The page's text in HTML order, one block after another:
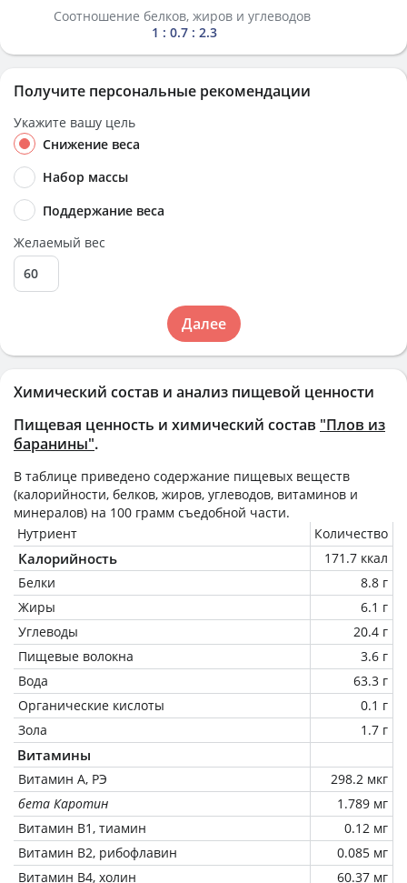
Химический состав и анализ пищевой ценности
Пищевая ценность и химический состав "Плов из
баранины".
В таблице приведено содержание пищевых веществ
(калорийности, белков, жиров, углеводов, витаминов и
минералов) на 100 грамм съедобной части.
Нутриент
Количество
Калорийность
171.7 ккал
Белки
8.8 г
Жиры
6.1 г
Углеводы
20.4 г
Пищевые волокна
3.6 г
Вода
63.3 г
Органические кислоты
0.1 г
Зола
1.7 г
Витамины
Витамин А, РЭ
298.2 мкг
бета Каротин
1.789 мг
Витамин В1, тиамин
0.12 мг
Витамин В2, рибофлавин
0.085 мг
Витамин В4, холин
60.37 мг
Соотношение белков, жиров и углеводов
1 : 0.7 : 2.3
Получите персональные рекомендации
Укажите вашу цель
Снижение веса
Набор массы
Поддержание веса
Желаемый вес
Далее